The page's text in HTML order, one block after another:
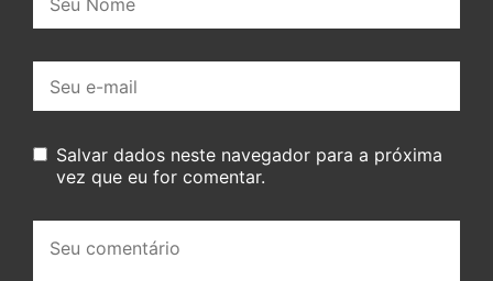
mail:
Salvar dados neste navegador para a próxima
vez que eu for comentar.
comentário: